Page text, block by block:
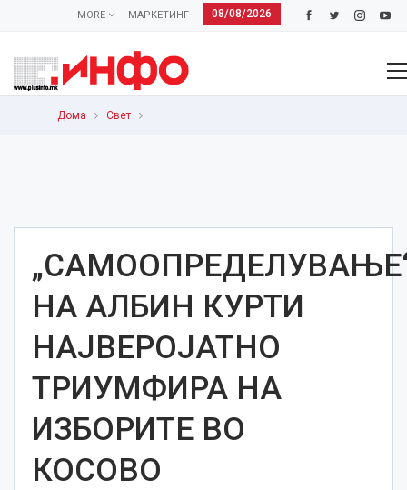
08/08/2026
МАРКЕТИНГ
MORE
Дома Свет
НА АЛБИН КУРТИ
НАЈВЕРОЈАТНО
ТРИУМФИРА НА
ИЗБОРИТЕ ВО
КОСОВО